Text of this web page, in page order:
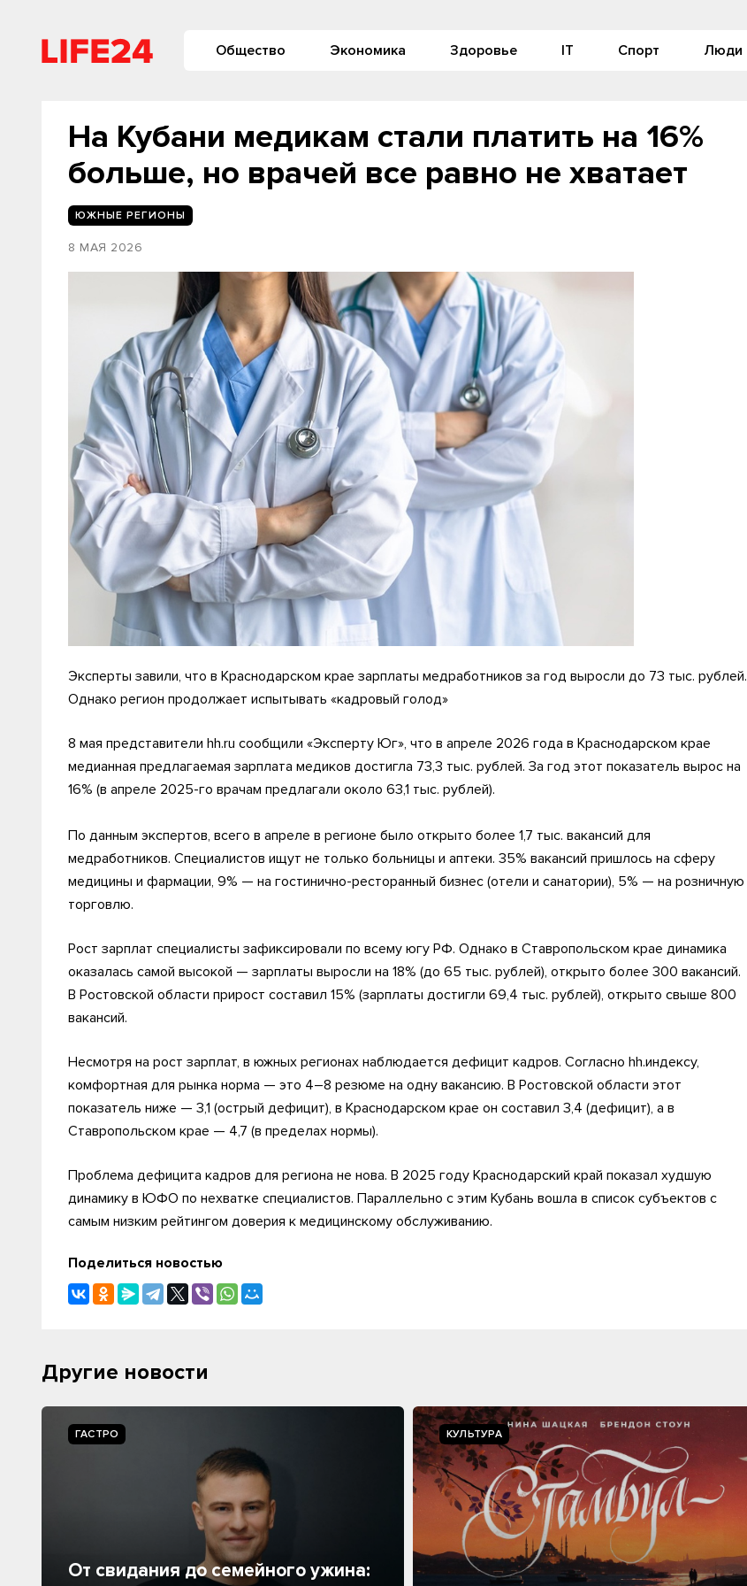
Общество Экономика Здоровье IT Спорт Люди
На Кубани медикам стали платить на 16%
больше, но врачей все равно не хватает
ЮЖНЫЕ РЕГИОНЫ
8 МАЯ 2026
Эксперты завили, что в Краснодарском крае зарплаты медработников за год выросли до 73 тыс. рублей.
Однако регион продолжает испытывать «кадровый голод»
8 мая представители hh.ru сообщили «Эксперту Юг», что в апреле 2026 года в Краснодарском крае
медианная предлагаемая зарплата медиков достигла 73,3 тыс. рублей. За год этот показатель вырос на
16% (в апреле 2025-го врачам предлагали около 63,1 тыс. рублей).
По данным экспертов, всего в апреле в регионе было открыто более 1,7 тыс. вакансий для
медработников. Специалистов ищут не только больницы и аптеки. 35% вакансий пришлось на сферу
медицины и фармации, 9% — на гостинично-ресторанный бизнес (отели и санатории), 5% — на розничную
торговлю.
Рост зарплат специалисты зафиксировали по всему югу РФ. Однако в Ставропольском крае динамика
оказалась самой высокой — зарплаты выросли на 18% (до 65 тыс. рублей), открыто более 300 вакансий.
В Ростовской области прирост составил 15% (зарплаты достигли 69,4 тыс. рублей), открыто свыше 800
вакансий.
Несмотря на рост зарплат, в южных регионах наблюдается дефицит кадров. Согласно hh.индексу,
комфортная для рынка норма — это 4–8 резюме на одну вакансию. В Ростовской области этот
показатель ниже — 3,1 (острый дефицит), в Краснодарском крае он составил 3,4 (дефицит), а в
Ставропольском крае — 4,7 (в пределах нормы).
Проблема дефицита кадров для региона не нова. В 2025 году Краснодарский край показал худшую
динамику в ЮФО по нехватке специалистов. Параллельно с этим Кубань вошла в список субъектов с
самым низким рейтингом доверия к медицинскому обслуживанию.
Поделиться новостью
Другие новости
ГАСТРО
От свидания до семейного ужина:
КУЛЬТУРА